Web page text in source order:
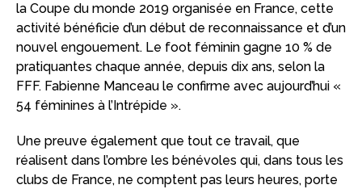
la Coupe du monde 2019 organisée en France, cette
activité bénéficie d’un début de reconnaissance et d’un
nouvel engouement. Le foot féminin gagne 10 % de
pratiquantes chaque année, depuis dix ans, selon la
FFF. Fabienne Manceau le confirme avec aujourd’hui «
54 féminines à l’Intrépide ».
Une preuve également que tout ce travail, que
réalisent dans l’ombre les bénévoles qui, dans tous les
clubs de France, ne comptent pas leurs heures, porte